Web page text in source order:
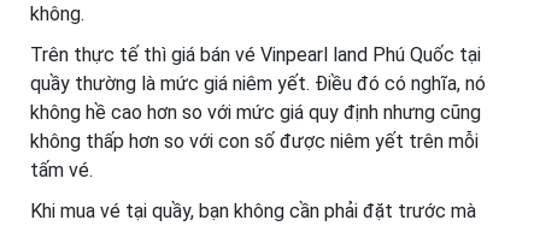
không.
Trên thực tế thì giá bán vé Vinpearl land Phú Quốc tại
quầy thường là mức giá niêm yết. Điều đó có nghĩa, nó
không hề cao hơn so với mức giá quy định nhưng cũng
không thấp hơn so với con số được niêm yết trên mỗi
tấm vé.
Khi mua vé tại quầy, bạn không cần phải đặt trước mà